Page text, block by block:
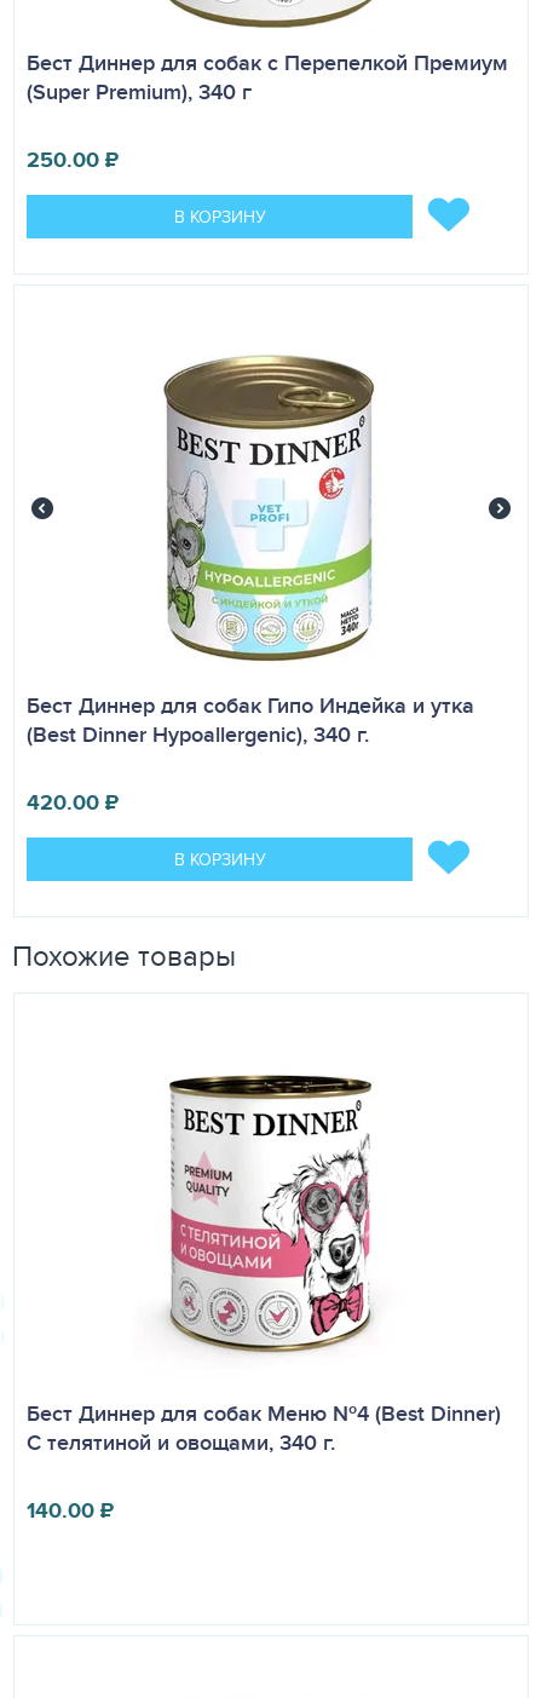
Бест Диннер для собак с Перепелкой Премиум
(Super Premium), 340 г
250.00₽
В КОРЗИНУ
Бест Диннер для собак Гипо Индейка и утка
(Best Dinner Hypoallergenic), 340 г.
420.00₽
В КОРЗИНУ
Похожие товары
Бест Диннер для собак Меню №4 (Best Dinner)
С телятиной и овощами, 340 г.
140.00₽